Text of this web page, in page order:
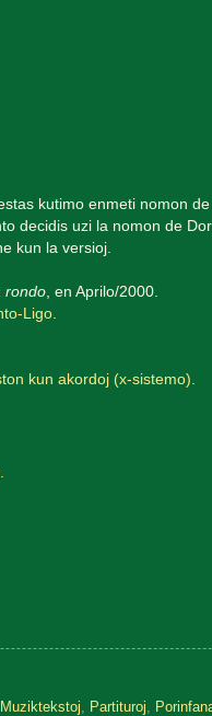
kutimo enmeti nomon
decidis uzi la nomon de
kun la versioj.
rondo, en Aprilo/2000.
Ligo.
kun akordoj (x-sistemo).
Muziktekstoj Partituroj